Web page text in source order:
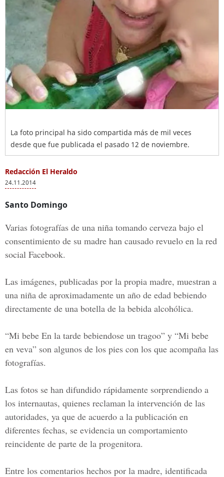
La foto principal ha sido compartida más de mil veces
desde que fue publicada el pasado 12 de noviembre.
Redacción El Heraldo
24.11.2014
Santo Domingo
Varias fotografías de una niña tomando cerveza bajo el
consentimiento de su madre han causado revuelo en la red
social Facebook.
Las imágenes, publicadas por la propia madre, muestran a
una niña de aproximadamente un año de edad bebiendo
directamente de una botella de la bebida alcohólica.
“Mi bebe En la tarde bebiendose un tragoo” y “Mi bebe
en veva” son algunos de los pies con los que acompaña las
fotografías.
Las fotos se han difundido rápidamente sorprendiendo a
los internautas, quienes reclaman la intervención de las
autoridades, ya que de acuerdo a la publicación en
diferentes fechas, se evidencia un comportamiento
reincidente de parte de la progenitora.
Entre los comentarios hechos por la madre, identificada